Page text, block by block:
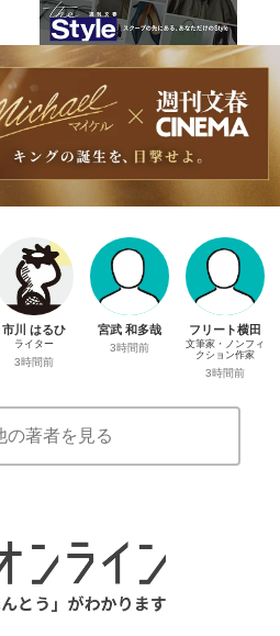
市川 はるひ
ライター
3時間前
宮武 和多哉
3時間前
フリート横田
文筆家・ノンフィ
クション作家
3時間前
の著者を見る